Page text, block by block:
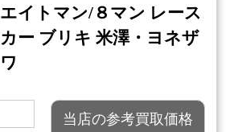
エイトマン/８マン レース
カー ブリキ 米澤・ヨネザ
ワ
当店の参考買取価格